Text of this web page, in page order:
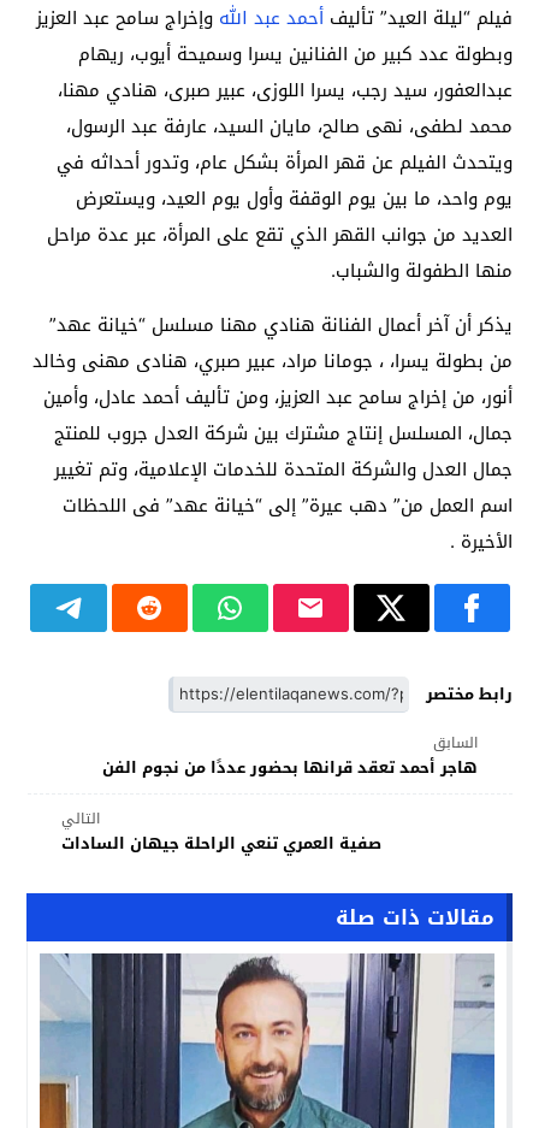
فيلم “ليلة العيد” تأليفأحمد عبد الله وإخراج سامح عبد العزيز
وبطولة عدد كبير من الفنانين يسرا وسميحة أيوب، ريهام
عبدالعفور، سيد رجب، يسرا اللوزى، عبير صبرى، هنادي مهنا،
محمد لطفى، نهى صالح، مايان السيد، عارفة عبد الرسول،
ويتحدث الفيلم عن قهر المرأة بشكل عام، وتدور أحداثه في
يوم واحد، ما بين يوم الوقفة وأول يوم العيد، ويستعرض
العديد من جوانب القهر الذي تقع على المرأة، عبر عدة مراحل
منها الطفولة والشباب.
يذكر أن آخر أعمال الفنانة هنادي مهنا مسلسل “خيانة عهد”
من بطولة يسرا، ، جومانا مراد، عبير صبري، هنادى مهنى وخالد
أنور، من إخراج سامح عبد ‏العزيز، ومن تأليف أحمد عادل، وأمين
جمال‎، المسلسل إنتاج مشترك بين شركة العدل جروب للمنتج
جمال العدل والشركة المتحدة للخدمات الإعلامية، وتم تغيير
اسم العمل من” دهب عيرة” إلى “خيانة عهد” فى اللحظات
الأخيرة .
رابط مختصر
السابق
هاجر أحمد تعقد قرانها بحضور عددًا من نجوم الفن
التالي
صفية العمري تنعي الراحلة جيهان السادات
مقالات ذات صلة